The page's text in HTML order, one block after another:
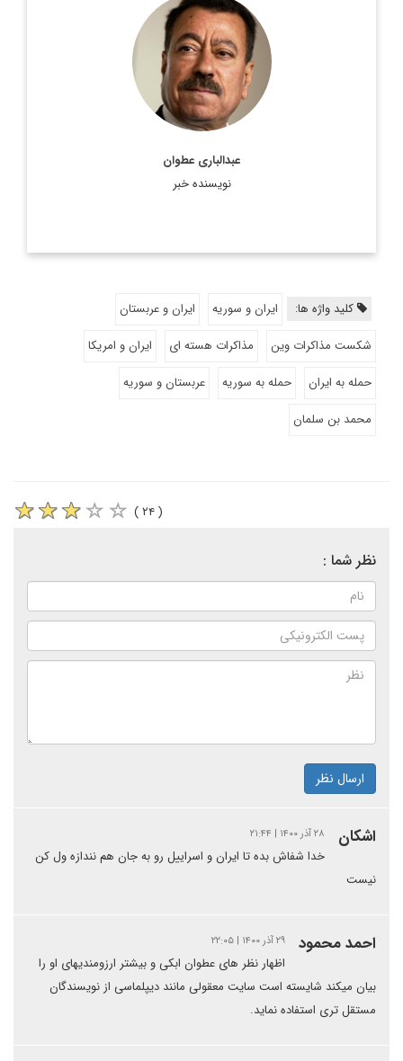
عبدالباری عطوان
نویسنده خبر
کلید واژه ها: ایران و سوریه
ایران و عربستان
شکست مذاکرات وین
مذاکرات هسته ای
ایران و امریکا
حمله به ایران
حمله به سوریه
عربستان و سوریه
محمد بن سلمان
( ۲۴ )
نظر شما :
ارسال نظر
اشکان ۲۸ آذر ۱۴۰۰ | ۲۱:۴۴
خدا شفاش بده تا ایران و اسراییل رو به جان هم نندازه ول کن
نیست
احمد محمود ۲۹ آذر ۱۴۰۰ | ۲۲:۰۵
اظهار نظر های عطوان ابکی و بیشتر ارزومندیهای او را
بیان میکند شایسته است سایت معقولی مانند دیپلماسی از نویسندگان
مستقل تری استفاده نماید.